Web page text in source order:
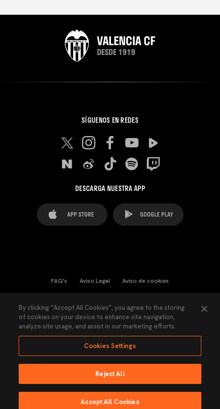
SÍGUENOS EN REDES
DESCARGA NUESTRA APP
FAQ's Aviso Legal Aviso de cookies
Ley Transparencia Política de Privacidad
Accesibilidad
Ninguna parte de esta página puede ser reproducida sin el permiso del Valencia
By clicking “Accept All Cookies”, you agree to the storing
of cookies on your device to enhance site navigation,
analyze site usage, and assist in our marketing efforts.
Cookies Settings
Reject All
Accept All Cookies